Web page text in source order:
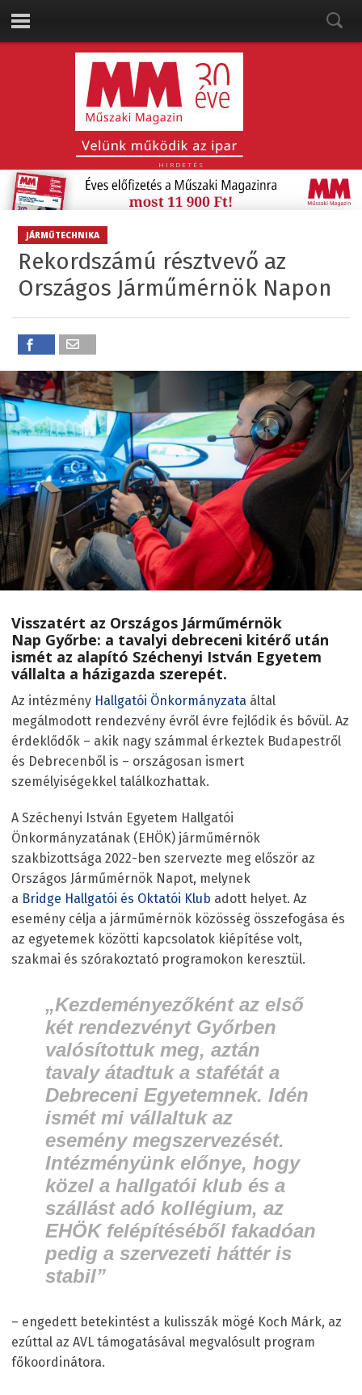
HIRDETÉS
JÁRMŰTECHNIKA
Rekordszámú résztvevő az
Országos Járműmérnök Napon
Visszatért az Országos Járműmérnök
Nap Győrbe: a tavalyi debreceni kitérő után
ismét az alapító Széchenyi István Egyetem
vállalta a házigazda szerepét.
Az intézmény Hallgatói Önkormányzata által
megálmodott rendezvény évről évre fejlődik és bővül. Az
érdeklődők – akik nagy számmal érkeztek Budapestről
és Debrecenből is – országosan ismert
személyiségekkel találkozhattak.
A Széchenyi István Egyetem Hallgatói
Önkormányzatának (EHÖK) járműmérnök
szakbizottsága 2022-ben szervezte meg először az
Országos Járműmérnök Napot, melynek
a Bridge Hallgatói és Oktatói Klub adott helyet. Az
esemény célja a járműmérnök közösség összefogása és
az egyetemek közötti kapcsolatok kiépítése volt,
szakmai és szórakoztató programokon keresztül.
„Kezdeményezőként az első
két rendezvényt Győrben
valósítottuk meg, aztán
tavaly átadtuk a stafétát a
Debreceni Egyetemnek. Idén
ismét mi vállaltuk az
esemény megszervezését.
Intézményünk előnye, hogy
közel a hallgatói klub és a
szállást adó kollégium, az
EHÖK felépítéséből fakadóan
pedig a szervezeti háttér is
stabil”
– engedett betekintést a kulisszák mögé Koch Márk, az
ezúttal az AVL támogatásával megvalósult program
főkoordinátora.